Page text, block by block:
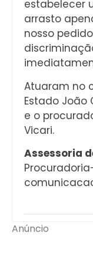
estabelecer
arrasto
nosso
Atuaram no
Estado João
e o
Vicari.
Assessoria
Anúncio